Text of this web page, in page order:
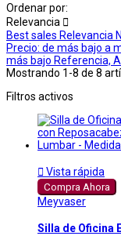
Ordenar por:
Relevancia 
Best sales Relevancia
Precio: de más bajo a
más bajo Referencia,
Mostrando 1-8 de 8
Filtros activos
 Vista rápida
Compra Ahora
Meyvaser
Silla de Oficina